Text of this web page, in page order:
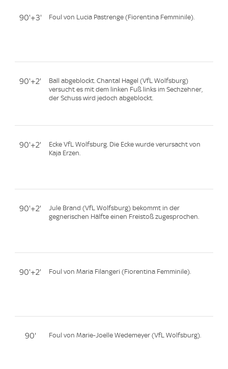
90'+3' Foul von Lucia Pastrenge (Fiorentina Femminile).
90'+2'
Ball abgeblockt. Chantal Hagel (VfL Wolfsburg)
versucht es mit dem linken Fuß links im Sechzehner,
der Schuss wird jedoch abgeblockt.
90'+2'
Ecke VfL Wolfsburg. Die Ecke wurde verursacht von
Kaja Erzen.
90'+2'
Jule Brand (VfL Wolfsburg) bekommt in der
gegnerischen Hälfte einen Freistoß zugesprochen.
90'+2' Foul von Maria Filangeri (Fiorentina Femminile).
90' Foul von Marie-Joelle Wedemeyer (VfL Wolfsburg).